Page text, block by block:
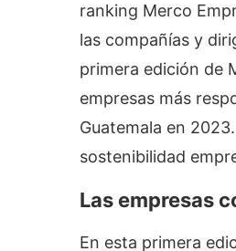
ranking Merco
las compañías y
primera edición de
empresas más
Guatemala en
sostenibilidad
Las empresas
En esta primera